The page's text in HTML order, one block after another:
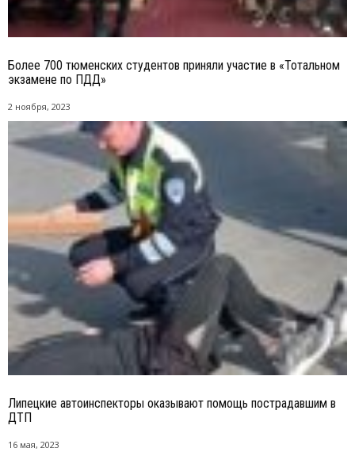
Более 700 тюменских студентов приняли участие в «Тотальном
экзамене по ПДД»
2 ноября, 2023
Липецкие автоинспекторы оказывают помощь пострадавшим в
ДТП
16 мая, 2023